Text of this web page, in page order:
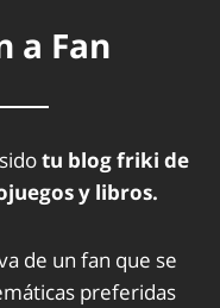
a Fan
tu blog friki de
y libros.
de un fan que se
preferidas